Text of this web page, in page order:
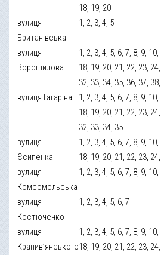
18, 19, 20
вулиця
Британівська
1, 2, 3, 4, 5
вулиця
Ворошилова
1, 2, 3, 4, 5, 6, 7, 8, 9,
18, 19, 20, 21, 22, 23,
32, 33, 34, 35, 36, 37,
вулиця Гагаріна
1, 2, 3, 4, 5, 6, 7, 8, 9,
18, 19, 20, 21, 22, 23,
32, 33, 34, 35
вулиця
Єсипенка
1, 2, 3, 4, 5, 6, 7, 8, 9,
18, 19, 20, 21, 22, 23,
вулиця
Комсомольська
1, 2, 3, 4, 5, 6, 7, 8, 9,
вулиця
Костюченко
1, 2, 3, 4, 5, 6, 7
вулиця
Крапив’янського
1, 2, 3, 4, 5, 6, 7, 8, 9,
18, 19, 20, 21, 22, 23,